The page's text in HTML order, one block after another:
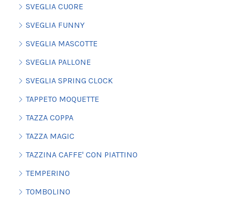
SVEGLIA CUORE
SVEGLIA FUNNY
SVEGLIA MASCOTTE
SVEGLIA PALLONE
SVEGLIA SPRING CLOCK
TAPPETO MOQUETTE
TAZZA COPPA
TAZZA MAGIC
TAZZINA CAFFE' CON PIATTINO
TEMPERINO
TOMBOLINO